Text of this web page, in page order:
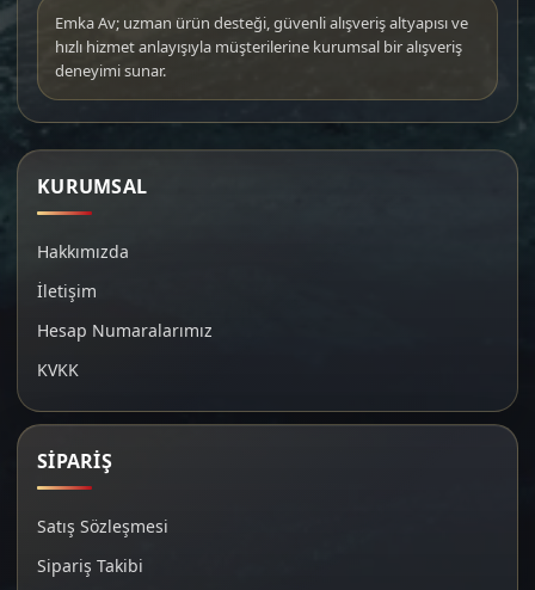
Emka Av; uzman ürün desteği, güvenli alışveriş altyapısı ve
hızlı hizmet anlayışıyla müşterilerine kurumsal bir alışveriş
deneyimi sunar.
KURUMSAL
Hakkımızda
İletişim
Hesap Numaralarımız
KVKK
SİPARİŞ
Satış Sözleşmesi
Sipariş Takibi